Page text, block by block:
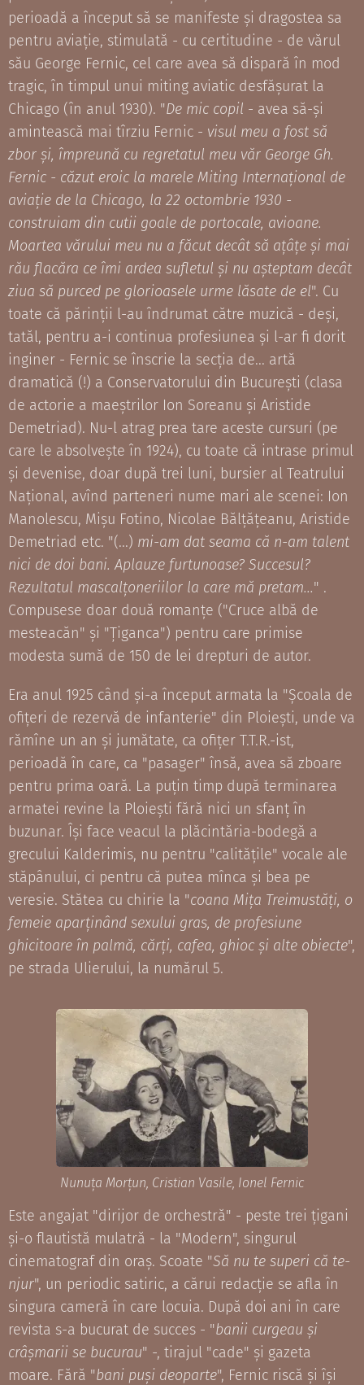
perioadă a început să se manifeste și dragostea sa
pentru aviație, stimulată - cu certitudine - de vărul
său George Fernic, cel care avea să dispară în mod
tragic, în timpul unui miting aviatic desfășurat la
Chicago (în anul 1930). "De mic copil - avea să-și
amintească mai tîrziu Fernic - visul meu a fost să
zbor și, împreună cu regretatul meu văr George Gh.
Fernic - căzut eroic la marele Miting Internațional de
aviație de la Chicago, la 22 octombrie 1930 -
construiam din cutii goale de portocale, avioane.
Moartea vărului meu nu a făcut decât să ațâțe și mai
rău flacăra ce îmi ardea sufletul și nu așteptam decât
ziua să purced pe glorioasele urme lăsate de el". Cu
toate că părinții l-au îndrumat către muzică - deși,
tatăl, pentru a-i continua profesiunea și l-ar fi dorit
inginer - Fernic se înscrie la secția de... artă
dramatică (!) a Conservatorului din București (clasa
de actorie a maeștrilor Ion Soreanu și Aristide
Demetriad). Nu-l atrag prea tare aceste cursuri (pe
care le absolvește în 1924), cu toate că intrase primul
și devenise, doar după trei luni, bursier al Teatrului
Național, avînd parteneri nume mari ale scenei: Ion
Manolescu, Mișu Fotino, Nicolae Bălțățeanu, Aristide
Demetriad etc. "(...) mi-am dat seama că n-am talent
nici de doi bani. Aplauze furtunoase? Succesul?
Rezultatul mascalțoneriilor la care mă pretam..." .
Compusese doar două romanțe ("Cruce albă de
mesteacăn" și "Țiganca") pentru care primise
modesta sumă de 150 de lei drepturi de autor.
Era anul 1925 când și-a început armata la "Școala de
ofițeri de rezervă de infanterie" din Ploiești, unde va
rămîne un an și jumătate, ca ofițer T.T.R.-ist,
perioadă în care, ca "pasager" însă, avea să zboare
pentru prima oară. La puțin timp după terminarea
armatei revine la Ploiești fără nici un sfanț în
buzunar. Își face veacul la plăcintăria-bodegă a
grecului Kalderimis, nu pentru "calitățile" vocale ale
stăpânului, ci pentru că putea mînca și bea pe
veresie. Stătea cu chirie la "coana Mița Treimustăți, o
femeie aparținând sexului gras, de profesiune
ghicitoare în palmă, cărți, cafea, ghioc și alte obiecte",
pe strada Ulierului, la numărul 5.
Nunuța Morțun, Cristian Vasile, Ionel Fernic
Este angajat "dirijor de orchestră" - peste trei țigani
și-o flautistă mulatră - la "Modern", singurul
cinematograf din oraș. Scoate "Să nu te superi că te-
njur", un periodic satiric, a cărui redacție se afla în
singura cameră în care locuia. După doi ani în care
revista s-a bucurat de succes - "banii curgeau și
crâșmarii se bucurau" -, tirajul "cade" și gazeta
moare. Fără "bani puși deoparte", Fernic riscă și își